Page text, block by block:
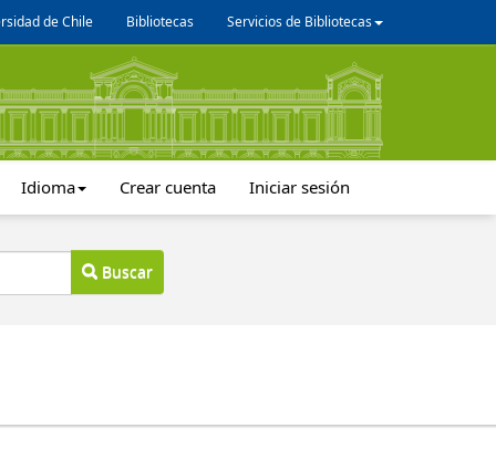
de Chile Bibliotecas Servicios de Bibliotecas
Idioma Crear cuenta Iniciar sesión
Buscar